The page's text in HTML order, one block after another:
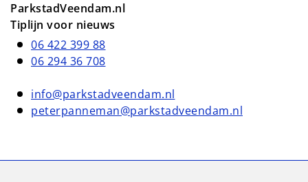
ParkstadVeendam.nl
Tiplijn voor nieuws
06 422 399 88
06 294 36 708
info@parkstadveendam.nl
peterpanneman@parkstadveendam.nl